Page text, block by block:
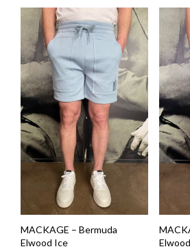
MACKAGE – Bermuda
Elwood Ice